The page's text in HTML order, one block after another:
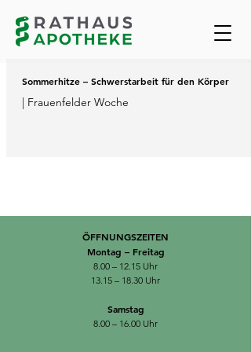
Sommerhitze – Schwerstarbeit für den Körper
| Frauenfelder Woche
ÖFFNUNGSZEITEN
Montag – Freitag
8.00 – 12.15 Uhr
13.15 – 18.30 Uhr
Samstag
8.00 – 16.00 Uhr